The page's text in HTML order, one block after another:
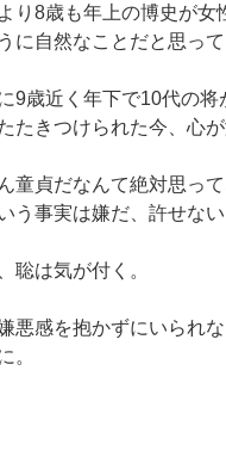
り8歳も年上の博史が女
に自然なことだと思って
9歳近く年下で10代の
たきつけられた今、心が
童貞だなんて絶対思っ
う事実は嫌だ、許せない
聡は気が付く。
悪感を抱かずにいられ
。